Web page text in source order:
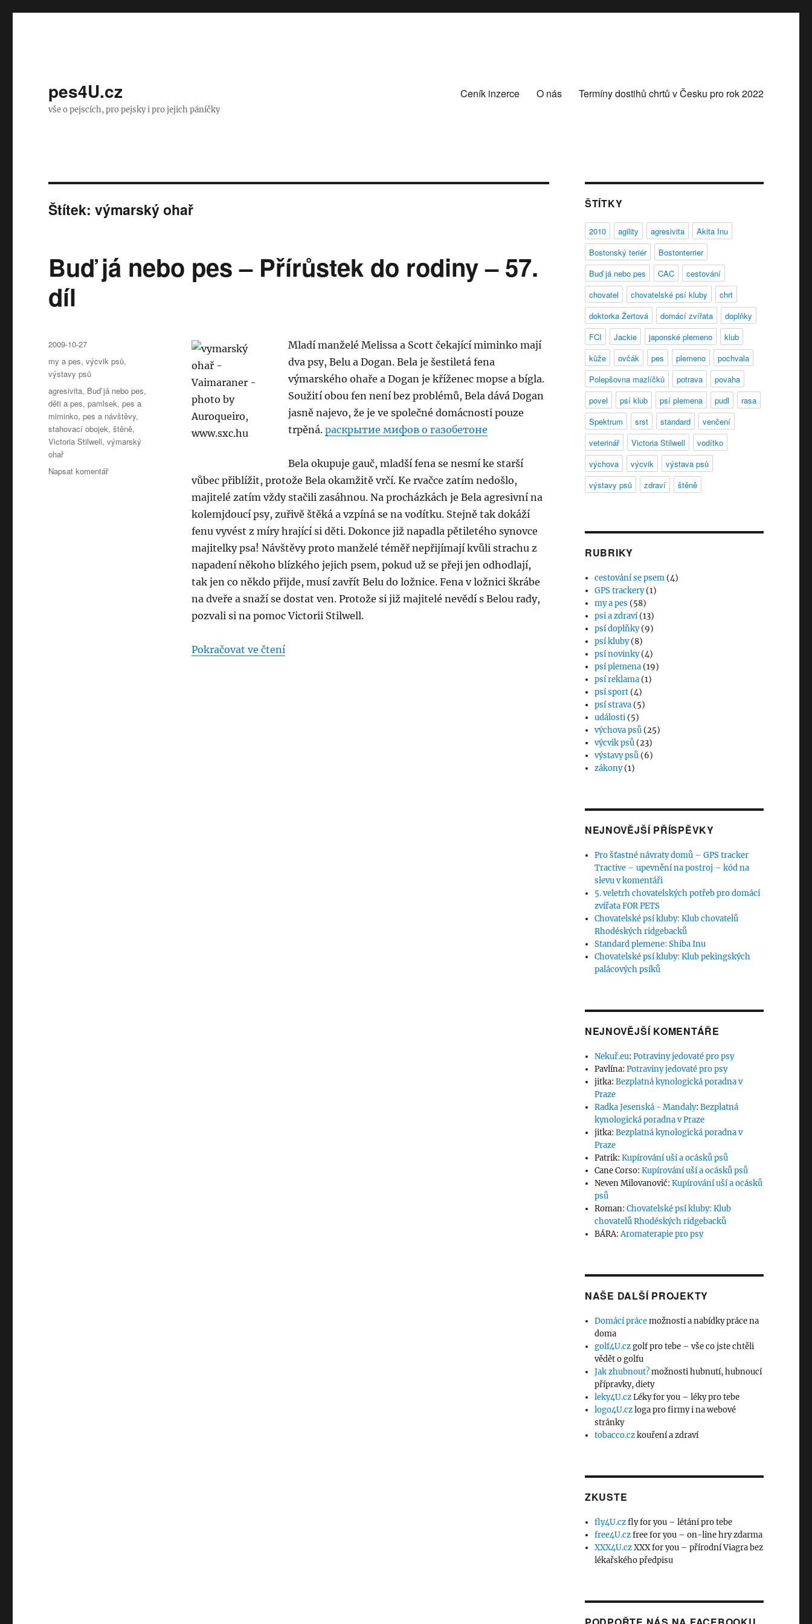
pes4U.cz
vše o pejscích, pro pejsky i pro jejich páníčky
Ceník inzerce O nás Termíny dostihů chrtů v Česku pro rok 2022
Štítek:výmarský ohař
Buď já nebo pes – Přírůstek do rodiny – 57.
díl
Mladí manželé Melissa a Scott čekající miminko mají
dva psy, Belu a Dogan. Bela je šestiletá fena
výmarského ohaře a Dogan je kříženec mopse a bígla.
Soužití obou fen není bez problémů, Bela dává Dogan
jasně najevo, že je ve společné domácnosti pouze
trpěná. раскрытие мифов о газобетоне
Bela okupuje gauč, mladší fena se nesmí ke starší
vůbec přiblížit, protože Bela okamžitě vrčí. Ke rvačce zatím nedošlo,
majitelé zatím vždy stačili zasáhnou. Na procházkách je Bela agresivní na
kolemjdoucí psy, zuřivě štěká a vzpíná se na vodítku. Stejně tak dokáží
fenu vyvést z míry hrající si děti. Dokonce již napadla pětiletého synovce
majitelky psa! Návštěvy proto manželé téměř nepřijímají kvůli strachu z
napadení někoho blízkého jejich psem, pokud už se přeji jen odhodlají,
tak jen co někdo přijde, musí zavřít Belu do ložnice. Fena v ložnici škrábe
na dveře a snaží se dostat ven. Protože si již majitelé nevědí s Belou rady,
pozvali si na pomoc Victorii Stilwell.
Pokračovat ve čtení„Buď já nebo pes – Přírůstek do rodiny – 57. díl“
Publikováno:
2009-10-27
Rubriky:
my a pes,výcvik psů,
výstavy psů
Štítky:
agresivita, Buď já nebo pes,
děti a pes,pamlsek,pes a
miminko,pes a návštěvy,
stahovací obojek,štěně,
Victoria Stilwell,výmarský
ohař
Napsat komentářpro
ŠTÍTKY
2010 agility agresivita
Akita Inu
Bostonský teriér
Bostonterrier
Buď já nebo pes
CAC
cestování
chovatel
chovatelské psí kluby
chrt
doktorka Žertová
domácí zvířata
doplňky
FCI
Jackie japonské plemeno
klub
kůže
ovčák pes plemeno
pochvala
Polepšovna mazlíčků
potrava
povaha
povel
psí klub psí plemena pudl
rasa
Spektrum
srst standard
venčení
veterinář
Victoria Stilwell
vodítko
výchova
výcvik
výstava psů
výstavy psů
zdraví štěně
RUBRIKY
cestování se psem (4)
GPS trackery(1)
my a pes (58)
psi a zdraví (13)
psí doplňky(9)
psí kluby(8)
psí novinky(4)
psí plemena (19)
psí reklama (1)
psí sport (4)
psí strava (5)
události (5)
výchova psů (25)
výcvik psů (23)
výstavy psů (6)
zákony(1)
NEJNOVĚJŠÍ PŘÍSPĚVKY
Pro šťastné návraty domů – GPS tracker
Tractive – upevnění na postroj – kód na
slevu v komentáři
5. veletrh chovatelských potřeb pro domácí
zvířata FOR PETS
Chovatelské psí kluby: Klub chovatelů
Rhodéských ridgebacků
Standard plemene: Shiba Inu
Chovatelské psí kluby: Klub pekingských
palácových psíků
NEJNOVĚJŠÍ KOMENTÁŘE
Nekuř.eu:Potraviny jedovaté pro psy
Pavlína:Potraviny jedovaté pro psy
jitka:Bezplatná kynologická poradna v
Praze
Radka Jesenská - Mandaly:Bezplatná
kynologická poradna v Praze
jitka:Bezplatná kynologická poradna v
Praze
Patrik:Kupírování uší a ocásků psů
Cane Corso:Kupírování uší a ocásků psů
Neven Milovanović:Kupírování uší a ocásků
psů
Roman:Chovatelské psí kluby: Klub
chovatelů Rhodéských ridgebacků
BÁRA:Aromaterapie pro psy
NAŠE DALŠÍ PROJEKTY
Domácí prácemožnosti a nabídky práce na
doma
golf4U.czgolf pro tebe – vše co jste chtěli
vědět o golfu
Jak zhubnout?možnosti hubnutí, hubnoucí
přípravky, diety
leky4U.czLéky for you – léky pro tebe
logo4U.czloga pro firmy i na webové
stránky
tobacco.czkouření a zdraví
ZKUSTE
fly4U.czfly for you – létání pro tebe
free4U.czfree for you – on-line hry zdarma
XXX4U.czXXX for you – přírodní Viagra bez
lékařského předpisu